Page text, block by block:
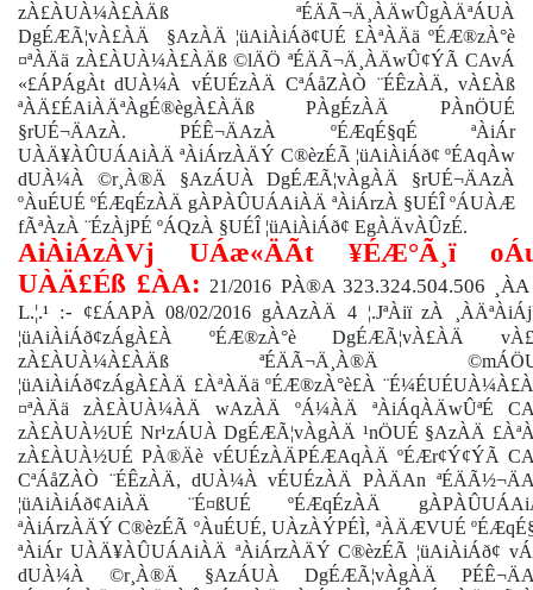
zÀ£ÀUÀ¼À£ÀÄß ªÉÄÃ¬Ä¸ÀÄwÛgÀÄªÁUÀ
DgÉÆÃ¦vÀ£ÀÄ §AzÀÄ ¦üAiÀiÁð¢UÉ £ÀªÀÄä ºÉÆ®zÀ°è
¤ªÀÄä zÀ£ÀUÀ¼À£ÀÄß ©lÄÖ ªÉÄÃ¬Ä¸ÀÄwÛ¢ÝÃ CAvÁ
«£ÁPÁgÀt dUÀ¼À vÉUÉzÀÄ CªÁåZÀÒ ¨ÉÊzÀÄ, vÀ£Àß
ªÀÄ£ÉAiÀÄªÀgÉ®ègÀ£ÀÄß PÀgÉzÀÄ PÀnÖUÉ
§rUÉ¬ÄAzÀ. PÉÊ¬ÄAzÀ ºÉÆqÉ§qÉ ªÀiÁr
UÀÄ¥ÀÛUÁAiÀÄ ªÀiÁrzÀÄÝ C®èzÉÃ ¦üAiÀiÁð¢ ºÉAqÀw
dUÀ¼À ©r¸À®Ä §AzÁUÀ DgÉÆÃ¦vÀgÀÄ §rUÉ¬ÄAzÀ
ºÀuÉUÉ ºÉÆqÉzÀÄ gÀPÀÛUÁAiÀÄ ªÀiÁrzÀ §UÉÎ ºÁUÀÆ
fÃªÀzÀ ¨ÉzÀjPÉ ºÁQzÀ §UÉÎ ¦üAiÀiÁð¢ EgÀÄvÀÛzÉ.
AiÀiÁzÀVj UÁæ«ÄÃt ¥ÉÆ°Ã¸ï
UÀÄ£Éß £ÀA: 21/2016 PÀ®A 323.324.504.506
L.¦.¹ :-
¢£ÁAPÀ 08/02/2016 gÀAzÀÄ 4 ¦.JªÀiï zÀ
¦üAiÀiÁð¢zÁgÀ£À ºÉÆ®zÀ°è DgÉÆÃ¦vÀ£ÀÄ
zÀ£ÀUÀ¼À£ÀÄß ªÉÄÃ¬Ä¸À®Ä
¦üAiÀiÁð¢zÁgÀ£ÀÄ £ÀªÀÄä ºÉÆ®zÀ°è£À
¤ªÀÄä zÀ£ÀUÀ¼ÀÄ wAzÀÄ ºÁ¼ÀÄ ªÀiÁqÀÄwÛªÉ
zÀ£ÀUÀ½UÉ Nr¹zÁUÀ DgÉÆÃ¦vÀgÀÄ ¹nÖUÉ §AzÀÄ
zÀ£ÀUÀ½UÉ PÀ®Äè vÉUÉzÀÄPÉÆAqÀÄ ºÉÆr¢Ý¢ÝÃ
CªÁåZÀÒ ¨ÉÊzÀÄ, dUÀ¼À vÉUÉzÀÄ PÀÄAn
¦üAiÀiÁð¢AiÀÄ ¨É¤ßUÉ ºÉÆqÉzÀÄ
ªÀiÁrzÀÄÝ C®èzÉÃ ºÀuÉUÉ, UÀzÀÝPÉÌ, ªÀÄÆVUÉ
ªÀiÁr UÀÄ¥ÀÛUÁAiÀÄ ªÀiÁrzÀÄÝ C®èzÉÃ ¦üAiÀiÁð¢
dUÀ¼À ©r¸À®Ä §AzÁUÀ DgÉÆÃ¦vÀgÀÄ